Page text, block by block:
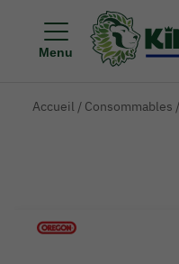
Menu
Accueil / Consommables /